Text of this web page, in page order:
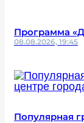
Программа
08.08.2026, 19:45
Популярная